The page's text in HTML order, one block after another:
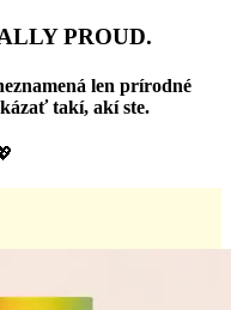
PROUD.
len prírodné
takí, akí ste.